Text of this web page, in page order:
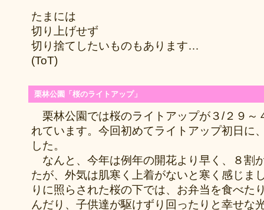
たまには
切り上げせず
切り捨てしたいものもあります…
(ToT)
栗林公園「桜のライトアップ」
栗林公園では桜のライトアップが３/２９～
れています。今回初めてライトアップ初日に
した。
なんと、今年は例年の開花より早く、８割
たが、外気は肌寒く上着がないと寒く感じま
りに照らされた桜の下では、お弁当を食べた
んだり、子供達が駆けずり回ったりと幸せな